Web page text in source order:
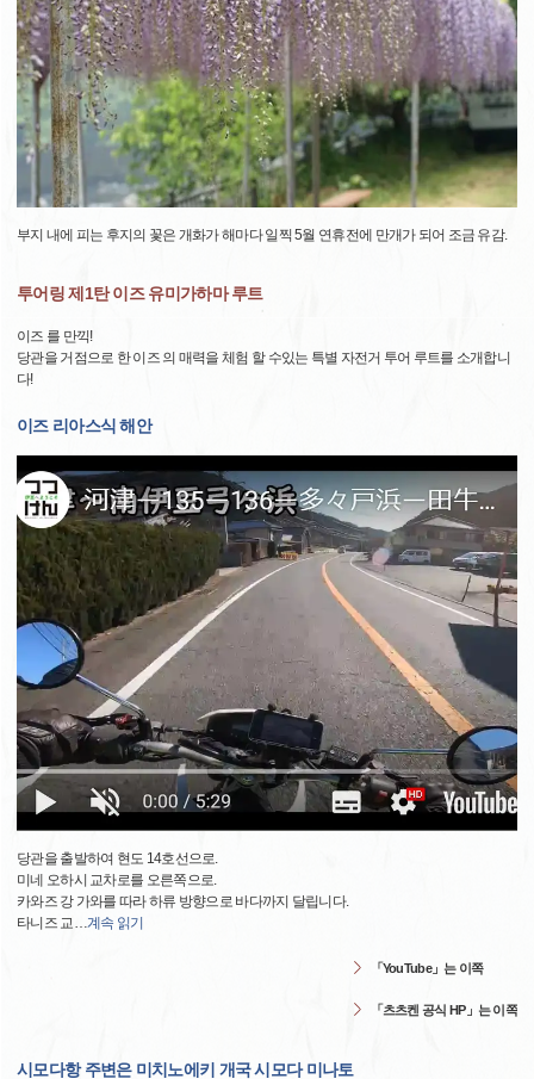
부지 내에 피는 후지의 꽃은 개화가 해마다 일찍 5월 연휴전에 만개가 되어 조금 유감.
투어링 제1탄 이즈 유미가하마 루트
이즈 를 만끽!
당관을 거점으로 한 이즈 의 매력을 체험 할 수있는 특별 자전거 투어 루트를 소개합니
다!
이즈 리아스식 해안
당관을 출발하여 현도 14호선으로.
미네 오하시 교차로를 오른쪽으로.
카와즈 강 가와를 따라 하류 방향으로 바다까지 달립니다.
타니즈 교…계속 읽기
「YouTube」는 이쪽
「츠츠켄 공식 HP」는 이쪽
시모다항 주변은 미치노에키 개국 시모다 미나토